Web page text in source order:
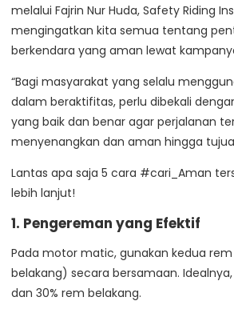
melalui Fajrin Nur Huda, Safety Riding
mengingatkan kita semua tentang
berkendara yang aman lewat
“Bagi masyarakat yang selalu
dalam beraktifitas, perlu dibekali
yang baik dan benar agar perjalanan
menyenangkan dan aman hingga
Lantas apa saja 5 cara #cari_Aman
lebih lanjut!
1. Pengereman yang Efektif
Pada motor matic, gunakan kedua
belakang) secara bersamaan.
dan 30% rem belakang.